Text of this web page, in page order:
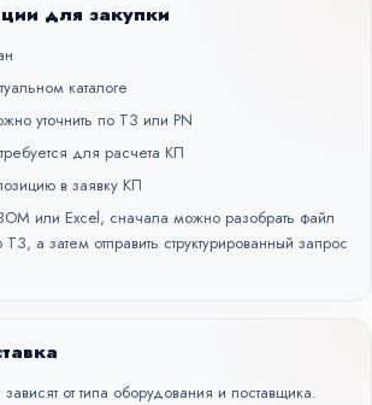
для закупки
каталоге
уточнить по ТЗ или PN
для расчета КП
в заявку КП
или Excel, сначала можно разобрать файл
ТЗ, а затем отправить структурированный запрос
от типа оборудования и поставщика.